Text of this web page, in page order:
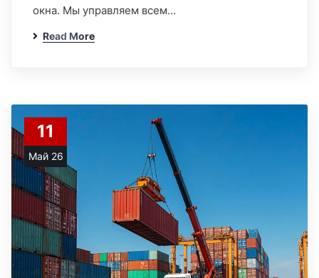
окна. Мы управляем всем…
Read More
11
Май 26